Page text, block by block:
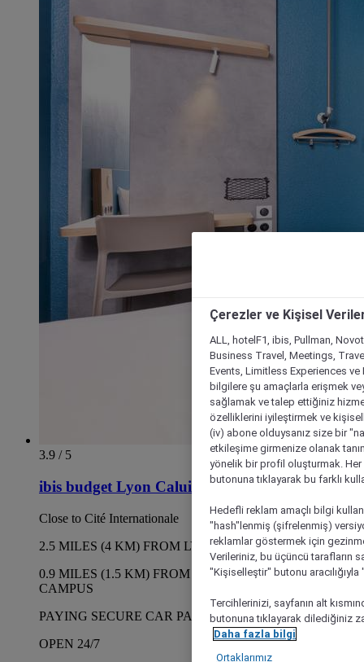
3.9 / 5
ibis budget Lyon Caluire Cité Internationale
Close to Cité Internationale
2.5 MILES (4 KM) FROM LYONS CITY CENTER
0.9 MILES (1.5 KM) FROM LA DOUA UNIVERSITY
CAMPUS
PAYING SECURE CAR PARK
OPEN 24/7
Çerezler ve Kişisel
ALL, hotelF1, ibis, Pullman,
Business Travel, Meetings,
Events, Limitless Experiences
bilgilere şu amaçlarla erişmek
sağlamak ve talep ettiğiniz
özelliklerini iyileştirmek ve
(iv) abone olduysanız size bir
etkileşime girmenize olanak
yönelik bir profil oluşturmak.
butonuna tıklayarak bu farklı
Hedefli reklam amaçlı bilgi
"hash"lenmiş (şifrelenmiş)
reklamlar göstermek için
Verileriniz, bu üçüncü tarafların
"Kişiselleştir" butonu
Tercihlerinizi, sayfanın alt
butonuna tıklayarak dilediğiniz
Daha fazla bilgi
Ortaklarımız